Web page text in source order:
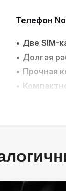
Телефон
• Две SIM-
• Долгая
• Прочная
•